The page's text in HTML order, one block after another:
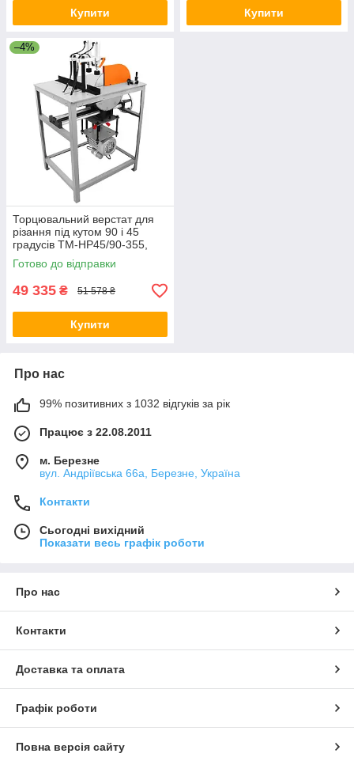
Купити Купити
–4%
Торцювальний верстат для
різання під кутом 90 і 45
градусів TM-HP45/90-355,
відрізний верстат із
пневмопритискачем
Готово до відправки
49 335 ₴ 51 578 ₴
Купити
Про нас
99% позитивних з 1032 відгуків за рік
Працює з 22.08.2011
м. Березне
вул. Андріївська 66а, Березне, Україна
Контакти
Сьогодні вихідний
Показати весь графік роботи
Про нас
Контакти
Доставка та оплата
Графік роботи
Повна версія сайту